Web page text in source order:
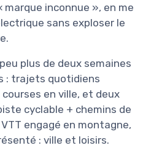
inconnue », en me
sans exploser le
plus de deux semaines
: trajets quotidiens
en ville, et deux
cyclable + chemins de
engagé en montagne,
: ville et loisirs.